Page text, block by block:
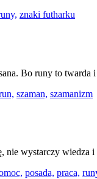
znaki futharku
Bo runy to twarda
szaman, szamanizm
nie wystarczy wiedza i
posada, praca,